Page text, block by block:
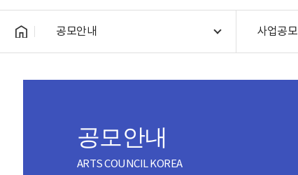
공모안내 사업공모
공모안내
ARTS COUNCIL KOREA